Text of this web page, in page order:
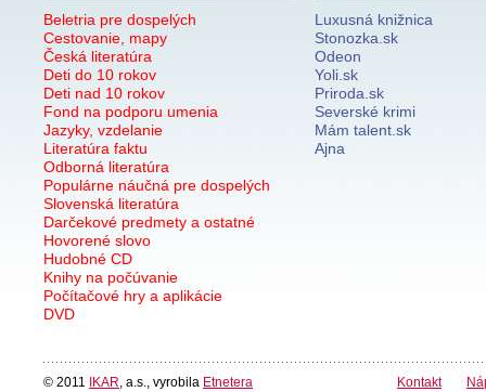
Beletria pre dospelých
Cestovanie, mapy
Česká literatúra
Deti do 10 rokov
Deti nad 10 rokov
Fond na podporu umenia
Jazyky, vzdelanie
Literatúra faktu
Odborná literatúra
Populárne náučná pre dospelých
Slovenská literatúra
Darčekové predmety a ostatné
Hovorené slovo
Hudobné CD
Knihy na počúvanie
Počítačové hry a aplikácie
DVD
Luxusná knižnica
Stonozka.sk
Odeon
Yoli.sk
Priroda.sk
Severské krimi
Mám talent.sk
Ajna
© 2011 IKAR , a.s., vyrobila Etnetera Kontakt